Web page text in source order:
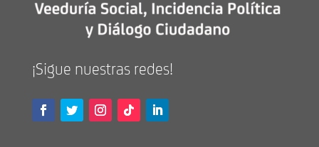
¡Sigue nuestras redes!